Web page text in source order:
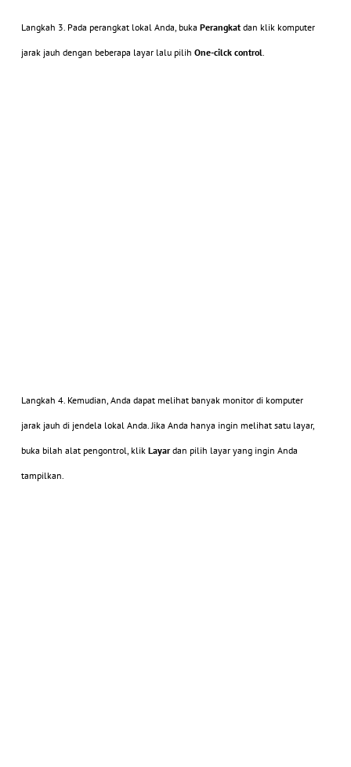
Langkah 3. Pada perangkat lokal Anda, buka Perangkatdan klik komputer
jarak jauh dengan beberapa layar lalu pilih One-cilck control.
Langkah 4. Kemudian, Anda dapat melihat banyak monitor di komputer
jarak jauh di jendela lokal Anda. Jika Anda hanya ingin melihat satu layar,
buka bilah alat pengontrol, klik Layardan pilih layar yang ingin Anda
tampilkan.